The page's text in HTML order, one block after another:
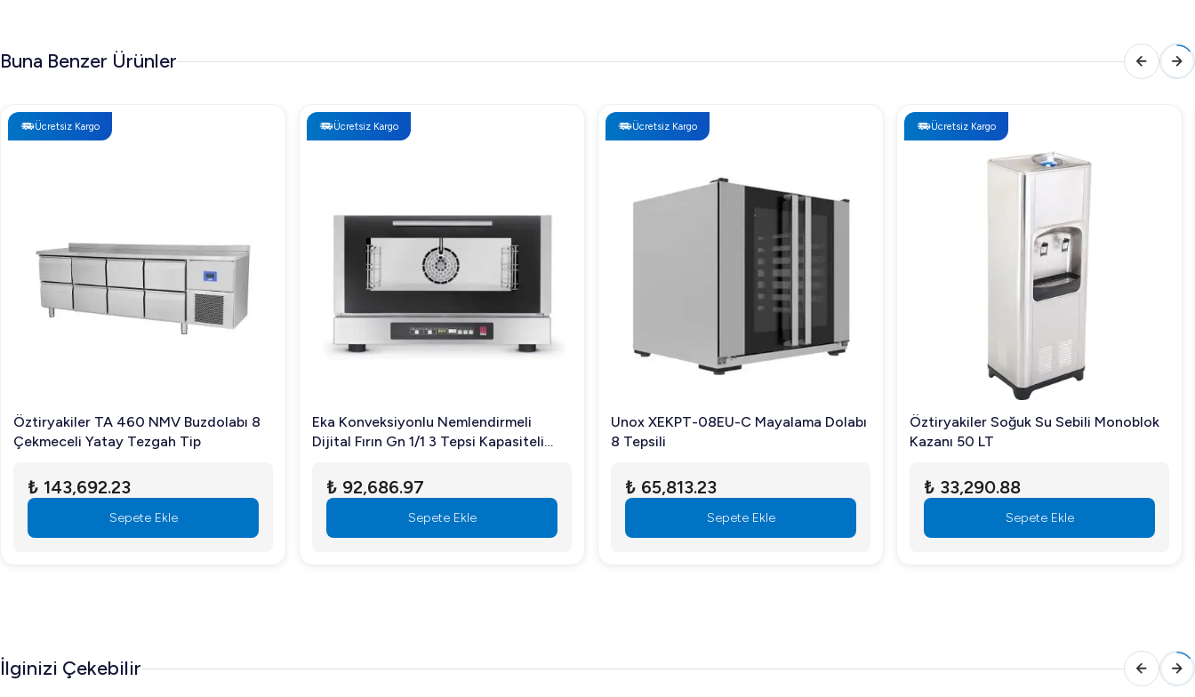
Buna Benzer Ürünler
Ücretsiz Kargo
Öztiryakiler TA 460 NMV Buzdolabı 8
Çekmeceli Yatay Tezgah Tip
₺ 143,692.23
Sepete Ekle
Ücretsiz Kargo
Eka Konveksiyonlu Nemlendirmeli
Dijital Fırın Gn 1/1 3 Tepsi Kapasiteli
₺ 92,686.97
Sepete Ekle
Ücretsiz Kargo
Unox XEKPT-08EU-C Mayalama Dolabı
8 Tepsili
₺ 65,813.23
Sepete Ekle
Ücretsiz Kargo
Öztiryakiler Soğuk Su Sebili Monoblok
Kazanı 50 LT
₺ 33,290.88
Sepete Ekle
İlginizi Çekebilir